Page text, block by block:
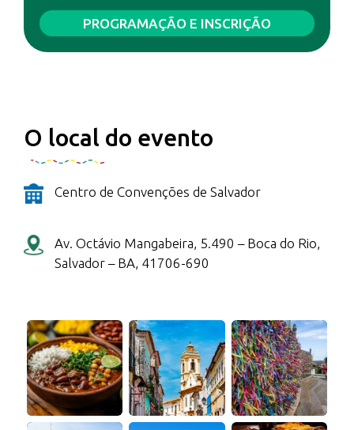
PROGRAMAÇÃO E INSCRIÇÃO
O local do evento
Centro de Convenções de Salvador
Av. Octávio Mangabeira, 5.490 – Boca do Rio,
Salvador – BA, 41706-690